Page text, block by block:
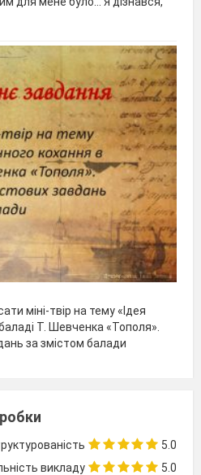
міні-твір на тему «Ідея
Т. Шевченка «Тополя».
за змістом балади
5.0
викладу
5.0